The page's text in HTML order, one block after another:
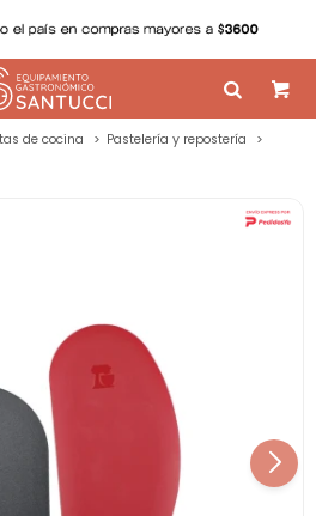
de cocina
Pastelería y repostería